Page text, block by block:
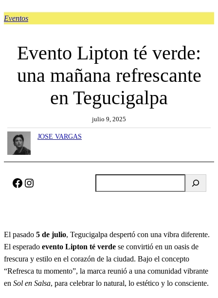
Eventos
Evento Lipton té verde:
una mañana refrescante
en Tegucigalpa
julio 9, 2025
JOSE VARGAS
Facebook Instagram
u
r
El pasado 5 de julio, Tegucigalpa despertó con una vibra diferente.
El esperado evento Lipton té verde se convirtió en un oasis de
frescura y estilo en el corazón de la ciudad. Bajo el concepto
“Refresca tu momento”, la marca reunió a una comunidad vibrante
en Sol en Salsa, para celebrar lo natural, lo estético y lo consciente.